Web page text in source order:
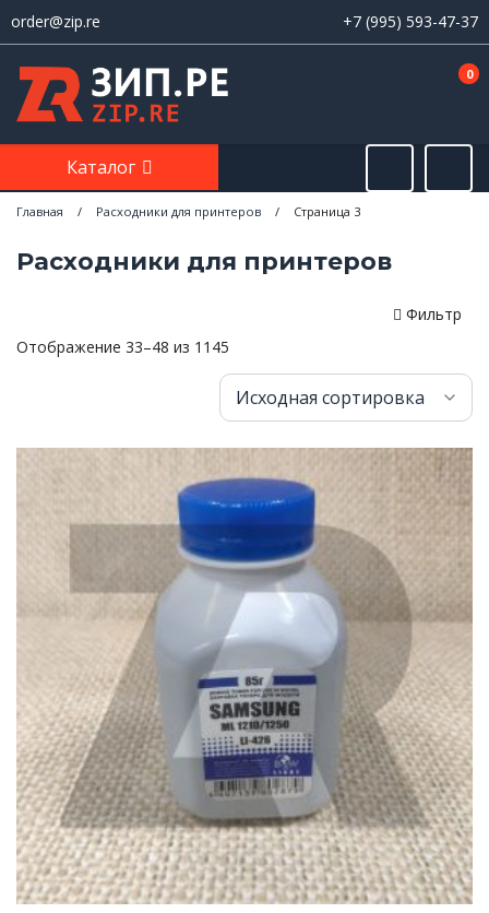
order@zip.re +7 (995) 593-47-37
0
Каталог
Главная / Расходники для принтеров / Страница 3
Расходники для принтеров
Фильтр
Отображение 33–48 из 1145